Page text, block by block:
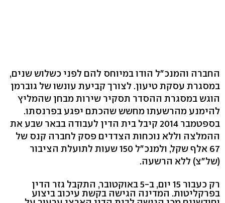
החברה והמנכ"ל הודו במיוחס להם לפני כשלוש שנים,
במסגרת עסקת טיעון. לצורך קביעת עונשו של גוברמן
הוגש במסגרת ההסדר תסקיר שירות מבחן שהמליץ
להימנע מהרשעתו מחשש שהכתם יפגע בפרנסתו.
בספטמבר 2014 קיבל בית הדין לעבודה בבאר שבע את
ההמלצה וללא נוכחות הצדדים פסק לחברה קנס של
67 אלף שקל, ולמנכ"ל 150 שעות לתועלת הציבור
(של"צ) ללא הרשעה.
רק כעבור 15 יום, ב-5 באוקטובר, התקבל גזר הדין
בפרקליטות. המדינה הגישה בקשת עיכוב ביצוע